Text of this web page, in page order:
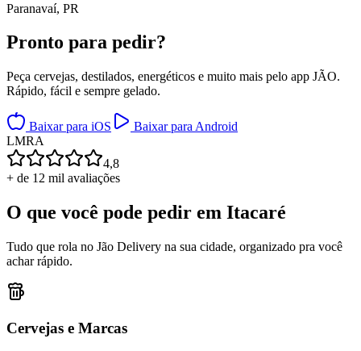
Paranavaí, PR
Pronto para pedir?
Peça cervejas, destilados, energéticos e muito mais pelo app JÃO.
Rápido, fácil e sempre gelado.
Baixar para iOS
Baixar para Android
LMRA
4,8
+ de 12 mil avaliações
O que você pode pedir em Itacaré
Tudo que rola no Jão Delivery na sua cidade, organizado pra você
achar rápido.
Cervejas e Marcas